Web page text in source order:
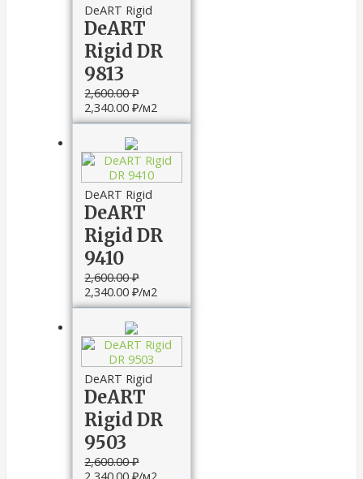
DeART Rigid
DeART
Rigid DR
9813
2,600.00₽
2,340.00₽/м2
DeART Rigid
DeART
Rigid DR
9410
2,600.00₽
2,340.00₽/м2
DeART Rigid
DeART
Rigid DR
9503
2,600.00₽
2,340.00₽/м2